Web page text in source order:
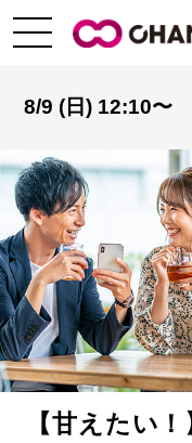
8/9 (日) 12:10〜
【甘えたい